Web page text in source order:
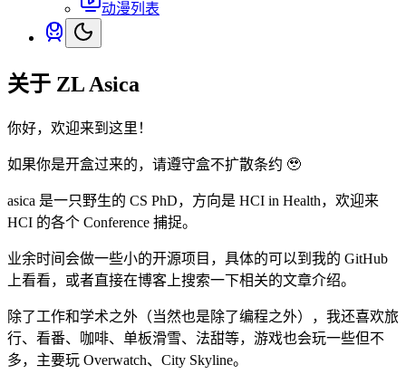
动漫列表
关于 ZL Asica
你好，欢迎来到这里！
如果你是开盒过来的，请遵守盒不扩散条约 🥹
asica 是一只野生的 CS PhD，方向是 HCI in Health，欢迎来
HCI 的各个 Conference 捕捉。
业余时间会做一些小的开源项目，具体的可以到我的 GitHub
上看看，或者直接在博客上搜索一下相关的文章介绍。
除了工作和学术之外（当然也是除了编程之外），我还喜欢旅
行、看番、咖啡、单板滑雪、法甜等，游戏也会玩一些但不
多，主要玩 Overwatch、City Skyline。